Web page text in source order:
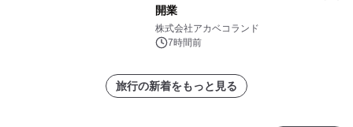
開業
株式会社アカベコランド
7時間前
旅行の新着をもっと見る